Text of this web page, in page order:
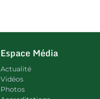
Espace Média
Actualité
Vidéos
Photos